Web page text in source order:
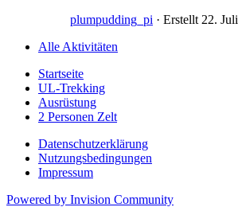
plumpudding_pi · Erstellt 22. Juli
Alle Aktivitäten
Startseite
UL-Trekking
Ausrüstung
2 Personen Zelt
Datenschutzerklärung
Nutzungsbedingungen
Impressum
Powered by Invision Community